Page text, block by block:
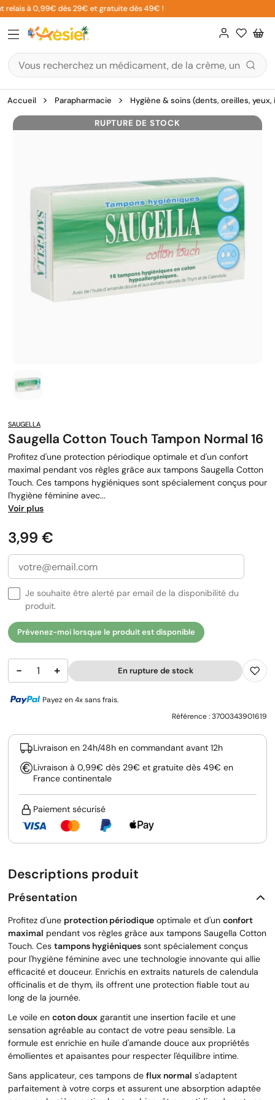
Aller
au
contenu
à 0,99€ dès 29€ et gratuite dès 49€ !
Accueil Parapharmacie Hygiène & soins (dents, oreilles,
RUPTURE DE STOCK
SAUGELLA
Saugella Cotton Touch Tampon Normal 16
Profitez d'une protection périodique optimale et d'un confort
maximal pendant vos règles grâce aux tampons Saugella Cotton
Touch. Ces tampons hygiéniques sont spécialement conçus pour
l'hygiène féminine avec...
Voir plus
Prix
3,99 €
Je souhaite être alerté par email de la disponibilité du
produit.
Prévenez-moi lorsque le produit est disponible
− + En rupture de stock
Payez en 4x sans frais.
Référence :3700343901619
Livraison en 24h/48h en commandant avant 12h
Livraison à 0,99€ dès 29€ et gratuite dès 49€ en
France continentale
Paiement sécurisé
Descriptions produit
Présentation
Profitez d'une protection périodique optimale et d'un confort
maximal pendant vos règles grâce aux tampons Saugella Cotton
Touch. Ces tampons hygiéniques sont spécialement conçus
pour l'hygiène féminine avec une technologie innovante qui allie
efficacité et douceur. Enrichis en extraits naturels de calendula
officinalis et de thym, ils offrent une protection fiable tout au
long de la journée.
Le voile en coton doux garantit une insertion facile et une
sensation agréable au contact de votre peau sensible. La
formule est enrichie en huile d'amande douce aux propriétés
émollientes et apaisantes pour respecter l'équilibre intime.
Sans applicateur, ces tampons de flux normal s'adaptent
parfaitement à votre corps et assurent une absorption adaptée